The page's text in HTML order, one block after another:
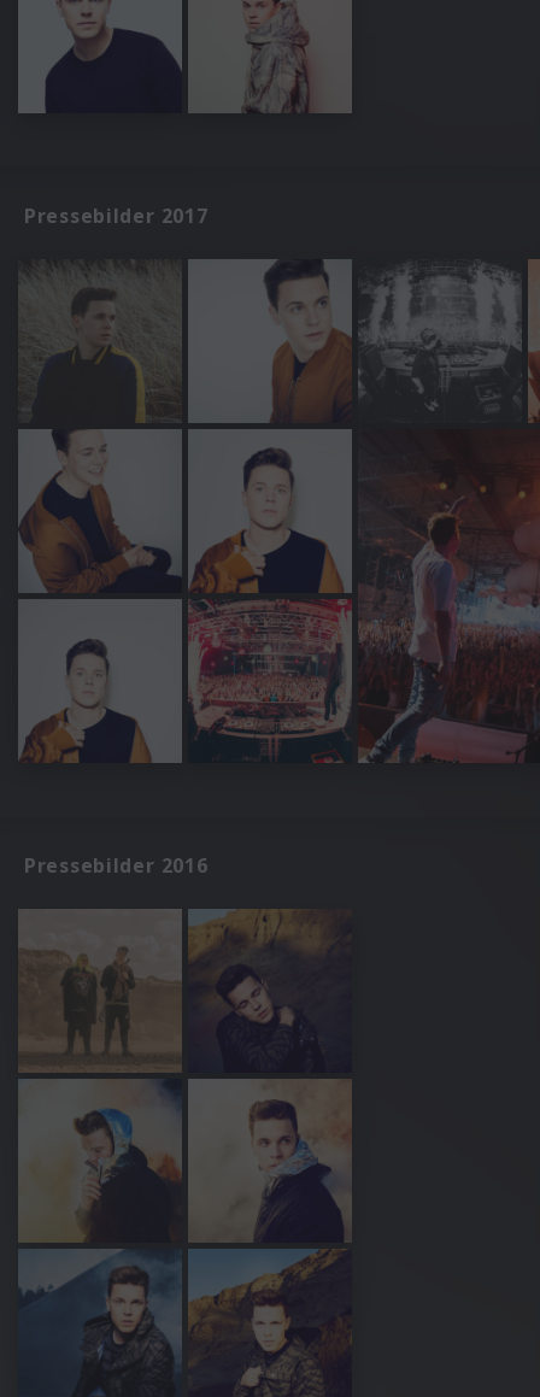
Pressebilder 2017
Pressebilder 2016